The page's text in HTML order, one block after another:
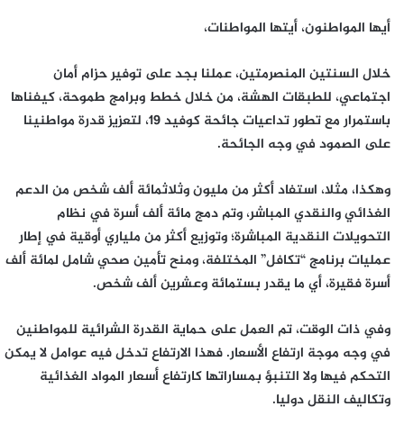
أيها المواطنون، أيتها المواطنات،
خلال السنتين المنصرمتين، عملنا بجد على توفير حزام أمان
اجتماعي، للطبقات الهشة، من خلال خطط وبرامج طموحة، كيفناها
باستمرار مع تطور تداعيات جائحة كوفيد 19، لتعزيز قدرة مواطنينا
على الصمود في وجه الجائحة.
وهكذا، مثلا، استفاد أكثر من مليون وثلاثمائة ألف شخص من الدعم
الغذائي والنقدي المباشر، وتم دمج مائة ألف أسرة في نظام
التحويلات النقدية المباشرة؛ وتوزيع أكثر من ملياري أوقية في إطار
عمليات برنامج “تكافل” المختلفة، ومنح تأمين صحي شامل لمائة ألف
أسرة فقيرة، أي ما يقدر بستمائة وعشرين ألف شخص.
وفي ذات الوقت، تم العمل على حماية القدرة الشرائية للمواطنين
في وجه موجة ارتفاع الأسعار. فهذا الارتفاع تدخل فيه عوامل لا يمكن
التحكم فيها ولا التنبؤ بمساراتها كارتفاع أسعار المواد الغذائية
وتكاليف النقل دوليا.